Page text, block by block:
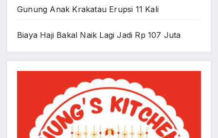
Gunung Anak Krakatau Erupsi 11 Kali
Biaya Haji Bakal Naik Lagi Jadi Rp 107 Juta